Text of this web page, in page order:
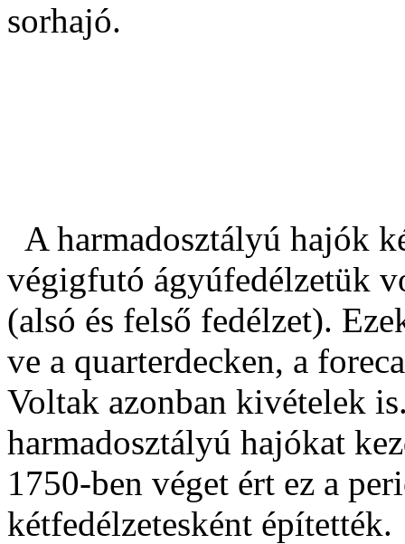
sorhajó.
A harmadosztályú hajók
végigfutó ágyúfedélzetük
(alsó és felső fedélzet).
ve a quarterdecken, a
Voltak azonban kivételek
harmadosztályú hajókat
1750-ben véget ért ez a
kétfedélzetesként építették.